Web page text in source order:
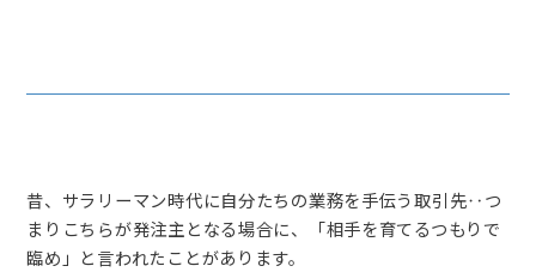
昔、サラリーマン時代に自分たちの業務を手伝う取引先‥つ
まりこちらが発注主となる場合に、「相手を育てるつもりで
臨め」と言われたことがあります。